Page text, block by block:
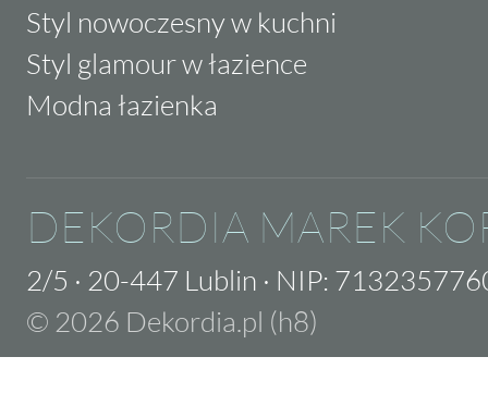
Styl nowoczesny w kuchni
Styl glamour w łazience
Modna łazienka
DEKORDIA MAREK
2/5 · 20-447 Lublin · NIP:
© 2026 Dekordia.pl (h8)